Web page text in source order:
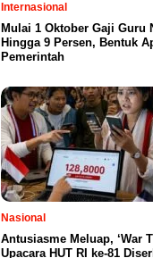
Internasional
Mulai 1 Oktober Gaji Guru
Hingga 9 Persen, Bentuk
Pemerintah
Nasional
Antusiasme Meluap, ‘War
Upacara HUT RI ke-81